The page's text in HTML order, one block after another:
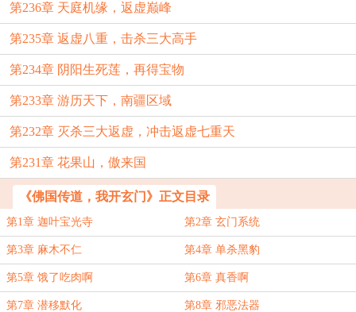
第236章 天庭机缘，返虚巅峰
第235章 返虚八重，击杀三大高手
第234章 阴阳生死莲，再得宝物
第233章 游历天下，南疆区域
第232章 灭杀三大返虚，冲击返虚七重天
第231章 花果山，傲来国
《佛国传道，我开玄门》正文目录
第1章 迦叶宝光寺 第2章 玄门系统
第3章 麻木不仁 第4章 单杀黑豹
第5章 饿了吃肉啊 第6章 真香啊
第7章 潜移默化 第8章 邪恶法器